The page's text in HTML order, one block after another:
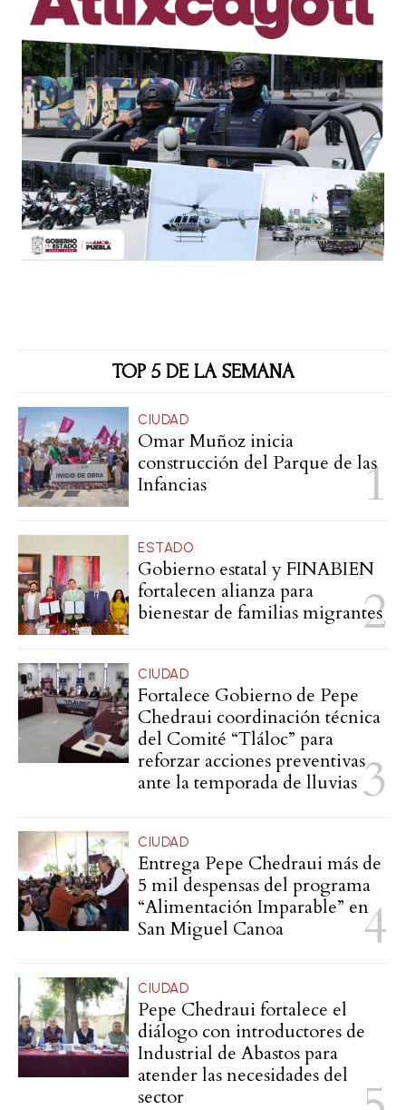
TOP 5 DE LA SEMANA
CIUDAD
Omar Muñoz inicia
construcción del Parque de las
Infancias
ESTADO
Gobierno estatal y FINABIEN
fortalecen alianza para
bienestar de familias migrantes
CIUDAD
Fortalece Gobierno de Pepe
Chedraui coordinación técnica
del Comité “Tláloc” para
reforzar acciones preventivas
ante la temporada de lluvias
CIUDAD
Entrega Pepe Chedraui más de
5 mil despensas del programa
“Alimentación Imparable” en
San Miguel Canoa
CIUDAD
Pepe Chedraui fortalece el
diálogo con introductores de
Industrial de Abastos para
atender las necesidades del
sector